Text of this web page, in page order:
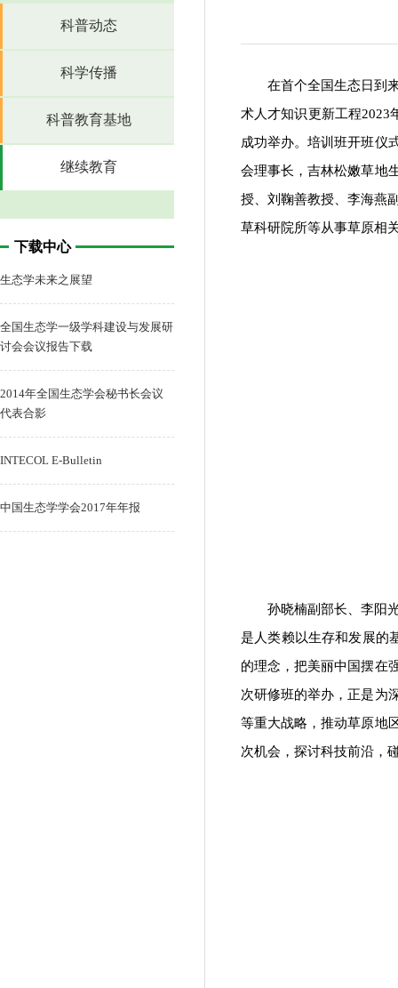
科普动态
科学传播
科普教育基地
继续教育
下载中心
生态学未来之展望
全国生态学一级学科建设与发展研
讨会会议报告下载
2014年全国生态学会秘书长会议
代表合影
INTECOL E-Bulletin
中国生态学学会2017年年报
在首个全国生态日到
术人才知识更新工程2023
成功举办。培训班开班仪
会理事长，吉林松嫩草地
授、刘鞠善教授、李海燕
草科研院所等从事草原相
孙晓楠副部长、李阳
是人类赖以生存和发展的
的理念，把美丽中国摆在
次研修班的举办，正是为
等重大战略，推动草原地
次机会，探讨科技前沿，